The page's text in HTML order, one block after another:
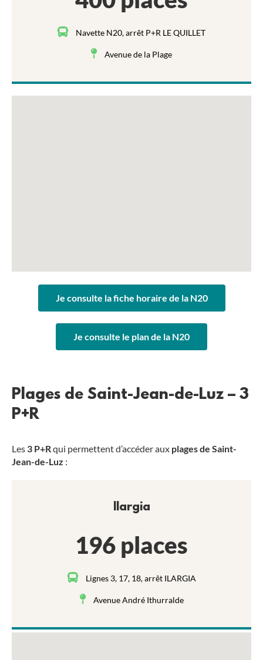
Navette N20, arrêt P+R LE QUILLET
Avenue de la Plage
Je consulte la fiche horaire de la N20
Je consulte le plan de la N20
Plages de Saint-Jean-de-Luz – 3
P+R
Les 3 P+Rqui permettent d’accéder aux plages de Saint-
Jean-de-Luz :
Ilargia
196 places
Lignes 3, 17, 18, arrêt ILARGIA
Avenue André Ithurralde